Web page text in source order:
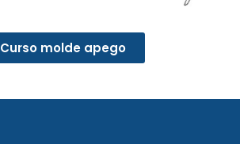
Curso molde apego